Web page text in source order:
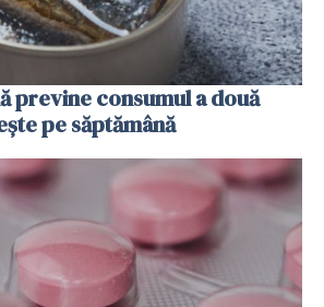
previne consumul a două
pe săptămână